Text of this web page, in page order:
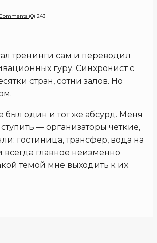
(0) 243
тренинги сам и переводил
гуру. Синхронист с
стран, сотни залов. Но
был один и тот же абсурд. Меня
— организаторы чёткие,
гостиница, трансфер, вода на
всегда главное неизменно
темой мне выходить к их